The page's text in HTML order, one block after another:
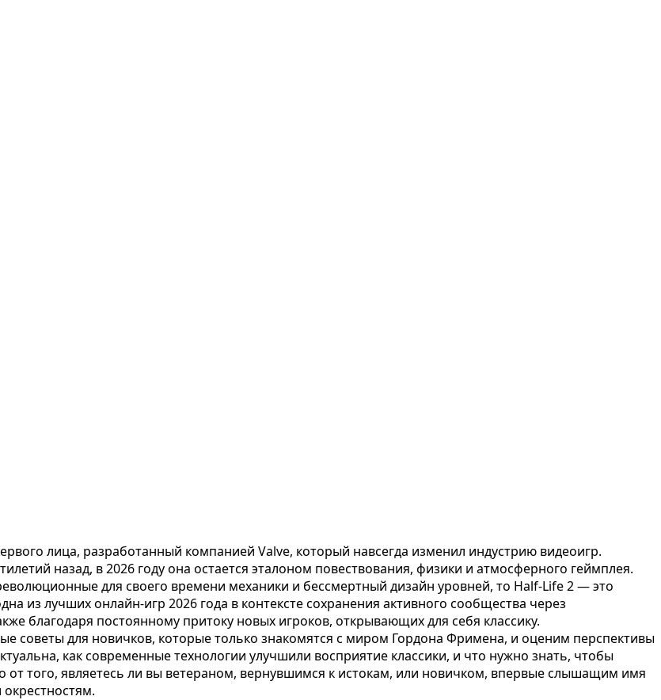
лица, разработанный компанией Valve, который навсегда изменил индустрию видеоигр.
назад, в 2026 году она остается эталоном повествования, физики и атмосферного геймплея.
для своего времени механики и бессмертный дизайн уровней, то Half-Life 2 — это
из лучших онлайн-игр 2026 года в контексте сохранения активного сообщества через
благодаря постоянному притоку новых игроков, открывающих для себя классику.
советы для новичков, которые только знакомятся с миром Гордона Фримена, и оценим перспективы
как современные технологии улучшили восприятие классики, и что нужно знать, чтобы
того, являетесь ли вы ветераном, вернувшимся к истокам, или новичком, впервые слышащим имя